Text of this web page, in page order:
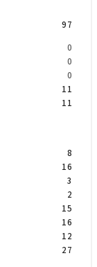
97
0
0
0
11
11
8
16
3
2
15
16
12
27